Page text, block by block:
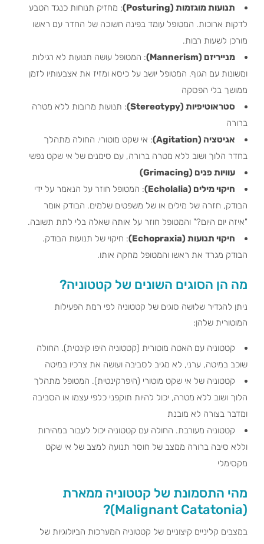
תנועות מוגזמות (Posturing)
: מחזיק תנוחות כנגד הטבע
לדקות ארוכות. המטופל עומד בפינה חשוכה של החדר עם ראשו
מורכן לשעות רבות.
מנייריזם (Mannerism)
: המטופל עושה תנועות לא רגילות
ומשונות עם הגוף. המטופל יושב על כיסא ומזיז את אצבעותיו לזמן
ממושך בלי הפסקה
סטראוטיפיות (Stereotypy)
: תנועות מרובות ללא מטרה
ברורה
אגיטציה (Agitation)
: אי שקט מוטורי. החולה מתהלך
בחדר הלוך ושוב ללא מטרה ברורה, עם סימנים של אי שקט נפשי
עוויות פנים (Grimacing)
חיקוי מילים (Echolalia)
: המטופל חוזר על הנאמר על ידי
הבודק, חזרה של מילים או של משפטים שלמים. הבודק אומר
"איזה יום היום?" והמטופל חוזר על אותה שאלה בלי לתת תשובה.
חיקוי תנועות (Echopraxia)
: חיקוי של תנועות הבודק.
הבודק מגרד את ראשו והמטופל מחקה אותו.
מה הן הסוגים השונים של קטטוניה?
ניתן להגדיר שלושה סוגים של קטטוניה לפי רמת הפעילות
המוטורית שלהן:
קטטוניה עם האטה מוטורית (קטטוניה היפו קינטית). החולה
שוכב במיטה, ערני, לא מגיב לסביבה ועושה את צרכיו במיטה
קטטוניה של אי שקט מוטורי (היפרקינטית). המטופל מתהלך
הלוך ושוב ללא מטרה, יכול להיות תוקפני כלפי עצמו או הסביבה
ומדבר בצורה לא מובנת
קטטוניה מעורבת. החולה עם קטטוניה יכול לעבור במהירות
וללא סיבה ברורה ממצב של חוסר תנועה למצב של אי שקט
מקסימלי
מהי התסמונת של קטטוניה ממארת
(Malignant Catatonia)?
במצבים קליניים קיצוניים של קטטוניה המערכות הביולוגיות של